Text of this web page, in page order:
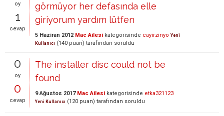
oy
1
cevap
görmüyor her defasında elle
giriyorum yardım lütfen
5 Haziran 2012 Mac Ailesi kategorisinde cayirzinyo Yeni
Kullanıcı (140 puan) tarafından soruldu
0
oy
0
cevap
The installer disc could not be
found
9 Ağustos 2017 Mac Ailesi kategorisinde etka321123
Yeni Kullanıcı (120 puan) tarafından soruldu